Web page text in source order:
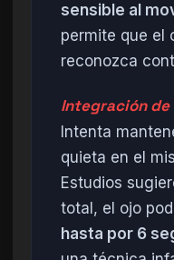
sensible al
permite que el
reconozca
Integración de
Intenta
quieta en el
Estudios
total, el ojo
hasta por 6